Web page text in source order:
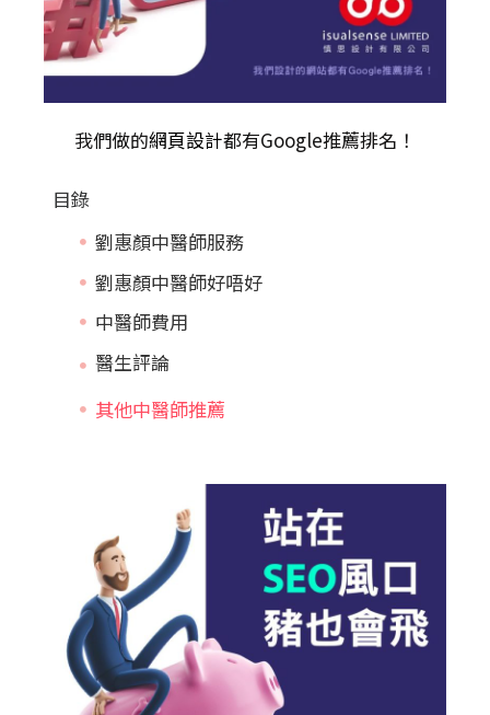
我們做的網頁設計都有Google推薦排名！
目錄
劉惠顏中醫師服務
劉惠顏中醫師好唔好
中醫師費用
其他中醫師推薦